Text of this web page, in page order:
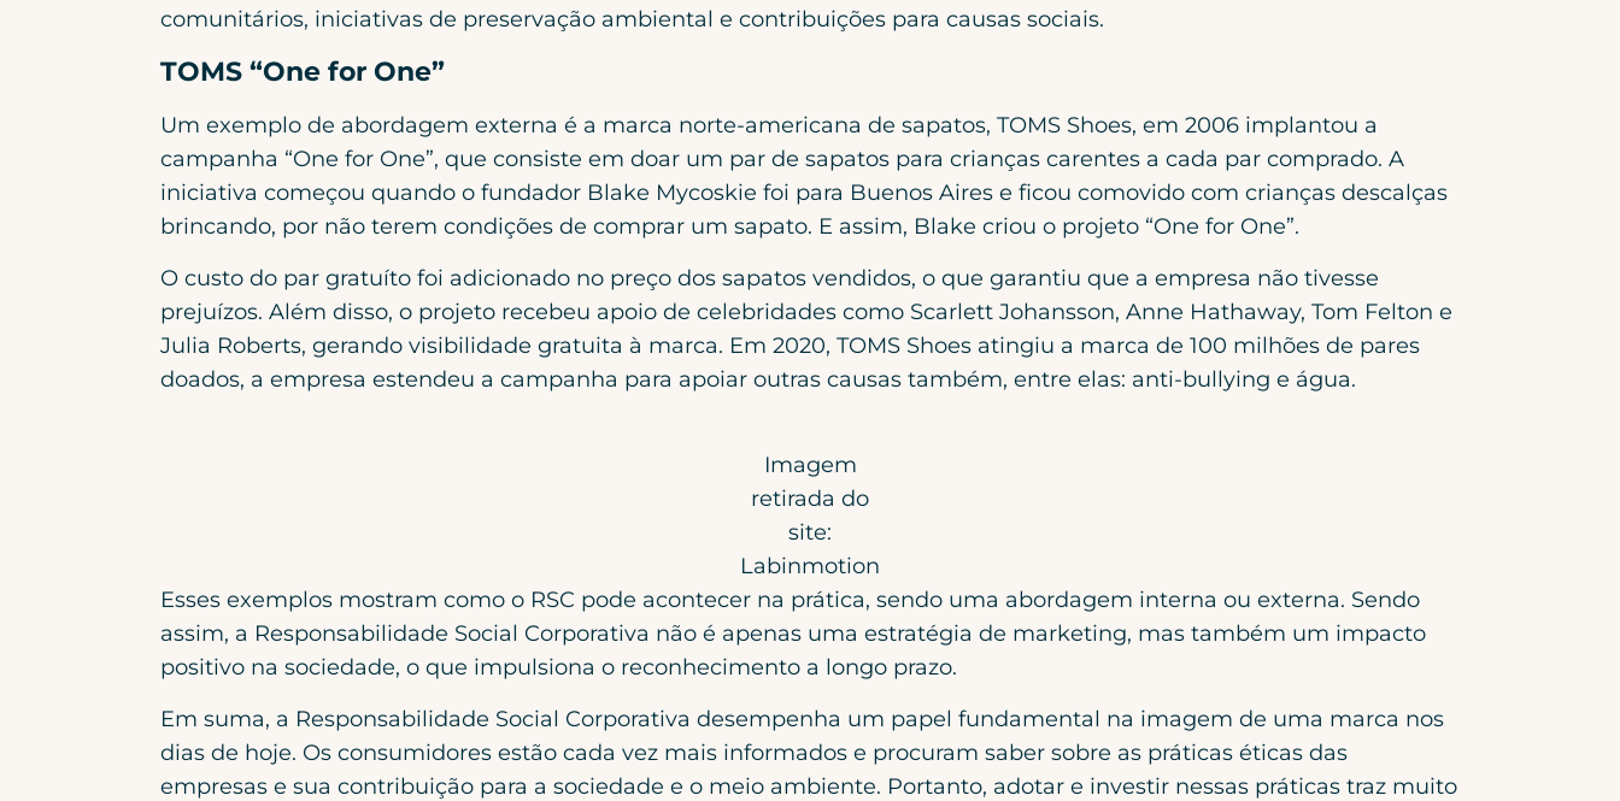
comunitários, iniciativas de preservação ambiental e contribuições para causas sociais.
TOMS “One for One”
Um exemplo de abordagem externa é a marca norte-americana de sapatos, TOMS Shoes, em 2006 implantou a
campanha “One for One”, que consiste em doar um par de sapatos para crianças carentes a cada par comprado. A
iniciativa começou quando o fundador Blake Mycoskie foi para Buenos Aires e ficou comovido com crianças descalças
brincando, por não terem condições de comprar um sapato. E assim, Blake criou o projeto “One for One”.
O custo do par gratuíto foi adicionado no preço dos sapatos vendidos, o que garantiu que a empresa não tivesse
prejuízos. Além disso, o projeto recebeu apoio de celebridades como Scarlett Johansson, Anne Hathaway, Tom Felton e
Julia Roberts, gerando visibilidade gratuita à marca. Em 2020, TOMS Shoes atingiu a marca de 100 milhões de pares
doados, a empresa estendeu a campanha para apoiar outras causas também, entre elas: anti-bullying e água.
Imagem
retirada do
site:
Labinmotion
Esses exemplos mostram como o RSC pode acontecer na prática, sendo uma abordagem interna ou externa. Sendo
assim, a Responsabilidade Social Corporativa não é apenas uma estratégia de marketing, mas também um impacto
positivo na sociedade, o que impulsiona o reconhecimento a longo prazo.
Em suma, a Responsabilidade Social Corporativa desempenha um papel fundamental na imagem de uma marca nos
dias de hoje. Os consumidores estão cada vez mais informados e procuram saber sobre as práticas éticas das
empresas e sua contribuição para a sociedade e o meio ambiente. Portanto, adotar e investir nessas práticas traz muito